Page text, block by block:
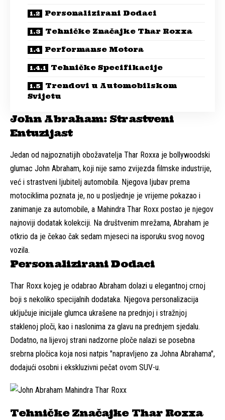
Personalizirani Dodaci
Tehničke Značajke Thar Roxxa
Performanse Motora
Tehničke Specifikacije
Trendovi u Automobilskom
Svijetu
John Abraham: Strastveni
Entuzijast
Jedan od najpoznatijih obožavatelja Thar Roxxa je bollywoodski
glumac John Abraham, koji nije samo zvijezda filmske industrije,
već i strastveni ljubitelj automobila. Njegova ljubav prema
motociklima poznata je, no u posljednje je vrijeme pokazao i
zanimanje za automobile, a Mahindra Thar Roxx postao je njegov
najnoviji dodatak kolekciji. Na društvenim mrežama, Abraham je
otkrio da je čekao čak sedam mjeseci na isporuku svog novog
vozila.
Personalizirani Dodaci
Thar Roxx kojeg je odabrao Abraham dolazi u elegantnoj crnoj
boji s nekoliko specijalnih dodataka. Njegova personalizacija
uključuje inicijale glumca ukrašene na prednjoj i stražnjoj
staklenoj ploči, kao i naslonima za glavu na prednjem sjedalu.
Dodatno, na lijevoj strani nadzorne ploče nalazi se posebna
srebrna pločica koja nosi natpis "napravljeno za Johna Abrahama",
dodajući osobni i ekskluzivni pečat ovom SUV-u.
Tehničke Značajke Thar Roxxa